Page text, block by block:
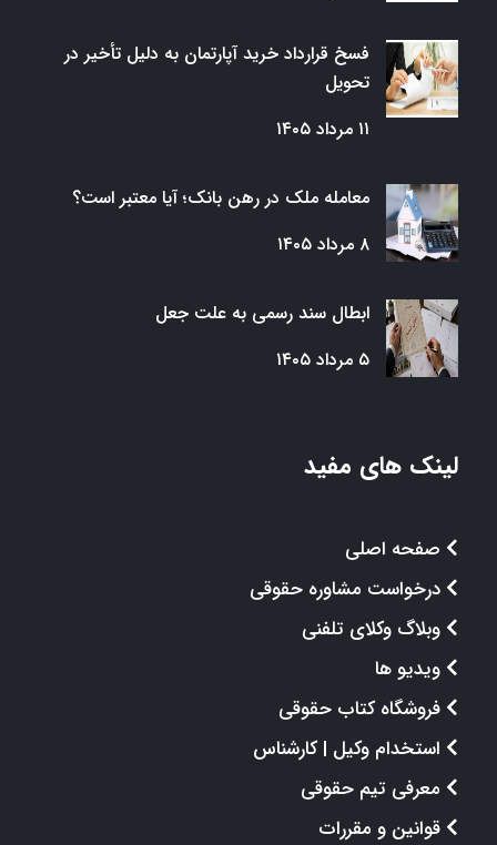
فسخ قرارداد خرید آپارتمان به دلیل تأخیر در
تحویل
۱۱ مرداد ۱۴۰۵
معامله ملک در رهن بانک؛ آیا معتبر است؟
۸ مرداد ۱۴۰۵
ابطال سند رسمی به علت جعل
۵ مرداد ۱۴۰۵
لینک های مفید
صفحه اصلی
درخواست مشاوره حقوقی
وبلاگ وکلای تلفنی
ویدیو ها
فروشگاه کتاب حقوقی
استخدام وکیل | کارشناس
معرفی تیم حقوقی
قوانین و مقررات